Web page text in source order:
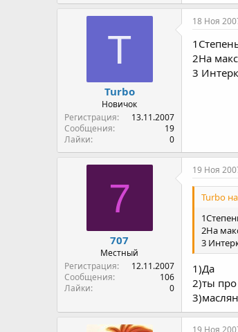
T
Turbo
Новичок
Регистрация
13.11.2007
Сообщения
19
Лайки
0
18 Ноя
2На
3
7
707
Местный
Регистрация
12.11.2007
Сообщения
106
Лайки
0
19 Ноя
Turbo
2На
3
1)Да
2)ты
19 Ноя